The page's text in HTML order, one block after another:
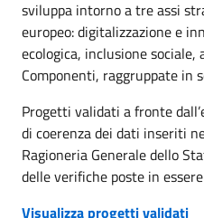
sviluppa intorno a tre assi
europeo: digitalizzazione e
ecologica, inclusione sociale,
Componenti, raggruppate in
Progetti validati a fronte
di coerenza dei dati inseriti
Ragioneria Generale dello
delle verifiche poste in
Visualizza progetti validati